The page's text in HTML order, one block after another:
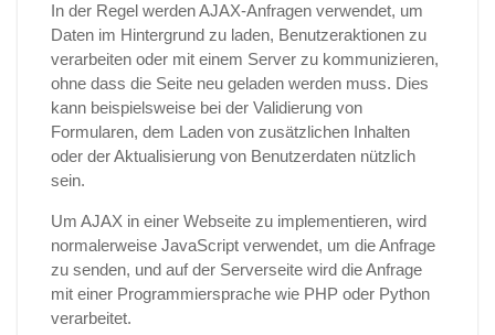
In der Regel werden AJAX-Anfragen verwendet, um
Daten im Hintergrund zu laden, Benutzeraktionen zu
verarbeiten oder mit einem Server zu kommunizieren,
ohne dass die Seite neu geladen werden muss. Dies
kann beispielsweise bei der Validierung von
Formularen, dem Laden von zusätzlichen Inhalten
oder der Aktualisierung von Benutzerdaten nützlich
sein.
Um AJAX in einer Webseite zu implementieren, wird
normalerweise JavaScript verwendet, um die Anfrage
zu senden, und auf der Serverseite wird die Anfrage
mit einer Programmiersprache wie PHP oder Python
verarbeitet.